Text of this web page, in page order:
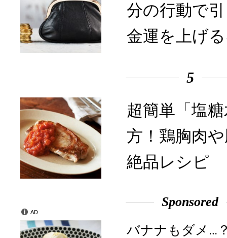
分の行動で
金運を上げ
5
超簡単「塩
方！鶏胸肉
絶品レシピ
Sponsored
バナナもダメ…
AD